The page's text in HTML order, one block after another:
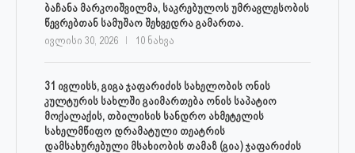
ბაჩანა მარკოიშვილმა, საკრებულოს უმრავლესობის
წევრებთან სამუშაო შეხვედრა გამართა.
ივლისი 30, 2026 10 ნახვა
31 ივლისს, გიგა ჯაფარიძის სახელობის ონის
კულტურის სახლში გაიმართება ონის საპატიო
მოქალაქის, თბილისის სანდრო ახმეტელის
სახელმწიფო დრამატული თეატრის
დამსახურებული მსახიობის თამაზ (გია) ჯაფარიძის